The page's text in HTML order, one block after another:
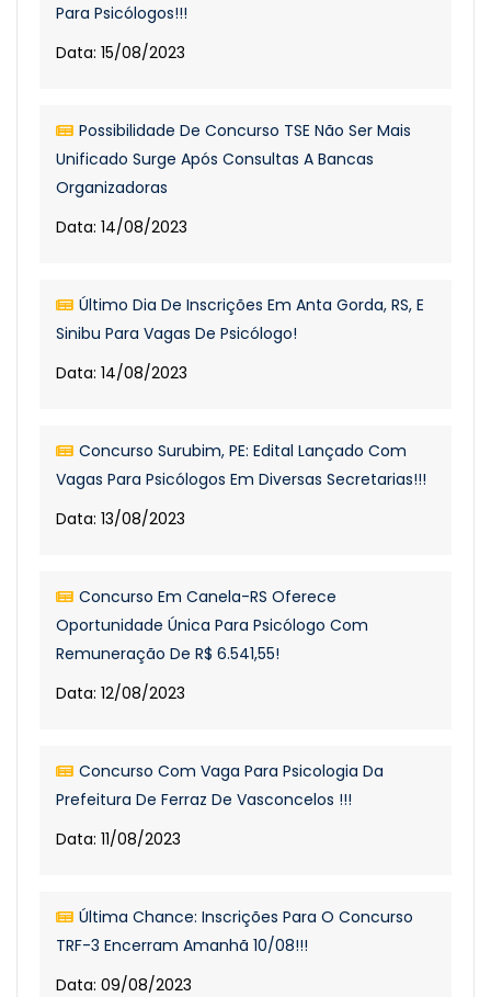
Para Psicólogos!!!
Data: 15/08/2023
Possibilidade De Concurso TSE Não Ser Mais
Unificado Surge Após Consultas A Bancas
Organizadoras
Data: 14/08/2023
Último Dia De Inscrições Em Anta Gorda, RS, E
Sinibu Para Vagas De Psicólogo!
Data: 14/08/2023
Concurso Surubim, PE: Edital Lançado Com
Vagas Para Psicólogos Em Diversas Secretarias!!!
Data: 13/08/2023
Concurso Em Canela-RS Oferece
Oportunidade Única Para Psicólogo Com
Remuneração De R$ 6.541,55!
Data: 12/08/2023
Concurso Com Vaga Para Psicologia Da
Prefeitura De Ferraz De Vasconcelos !!!
Data: 11/08/2023
Última Chance: Inscrições Para O Concurso
TRF-3 Encerram Amanhã 10/08!!!
Data: 09/08/2023